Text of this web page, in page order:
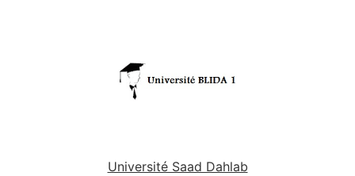
Université Saad Dahlab